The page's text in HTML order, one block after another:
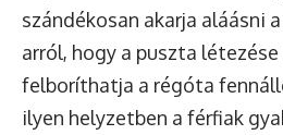
szándékosan akarja aláásni
arról, hogy a puszta
felboríthatja a régóta
ilyen helyzetben a férfiak